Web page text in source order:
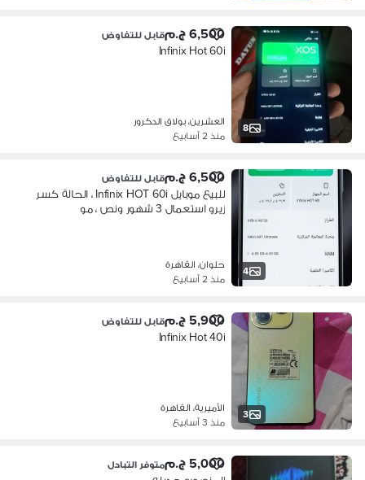
8
6,500 ج.م قابل للتفاوض
Infinix Hot 60i
العشرين، بولاق الدكرور
منذ 2 أسابيع
4
6,500 ج.م قابل للتفاوض
للبيع موبايل Infinix HOT 60i ، الحالة كسر
زيرو استعمال 3 شهور ونص ، مو
حلوان، القاهرة
منذ 2 أسابيع
3
5,900 ج.م قابل للتفاوض
Infinix Hot 40i
الأميرية، القاهرة
منذ 3 أسابيع
5,000 ج.م متوفر التبادل